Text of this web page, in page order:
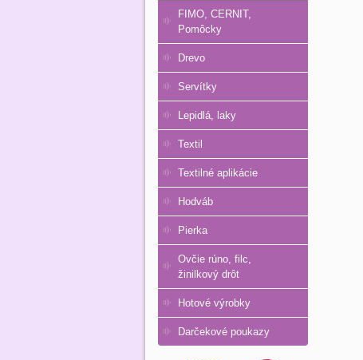
FIMO, CERNIT,
Pomôcky
Drevo
Servítky
Lepidlá, laky
Textil
Textilné aplikácie
Hodváb
Pierka
Ovčie rúno, filc,
žinilkový drôt
Hotové výrobky
Darčekové poukazy